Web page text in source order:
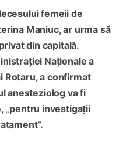
femeii de
Maniuc, ar urma să
din capitală.
Naționale a
Rotaru, a confirmat
anesteziolog va fi
„pentru investigații